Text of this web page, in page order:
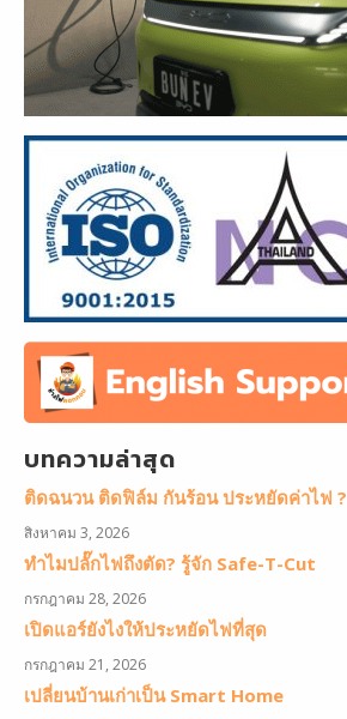
บทความล่าสุด
ติดฉนวน ติดฟิล์ม กันร้อน ประหยัดค่าไฟ ?
สิงหาคม 3, 2026
ทำไมปลั๊กไฟถึงตัด? รู้จัก Safe-T-Cut
กรกฎาคม 28, 2026
เปิดแอร์ยังไงให้ประหยัดไฟที่สุด
กรกฎาคม 21, 2026
เปลี่ยนบ้านเก่าเป็น Smart Home